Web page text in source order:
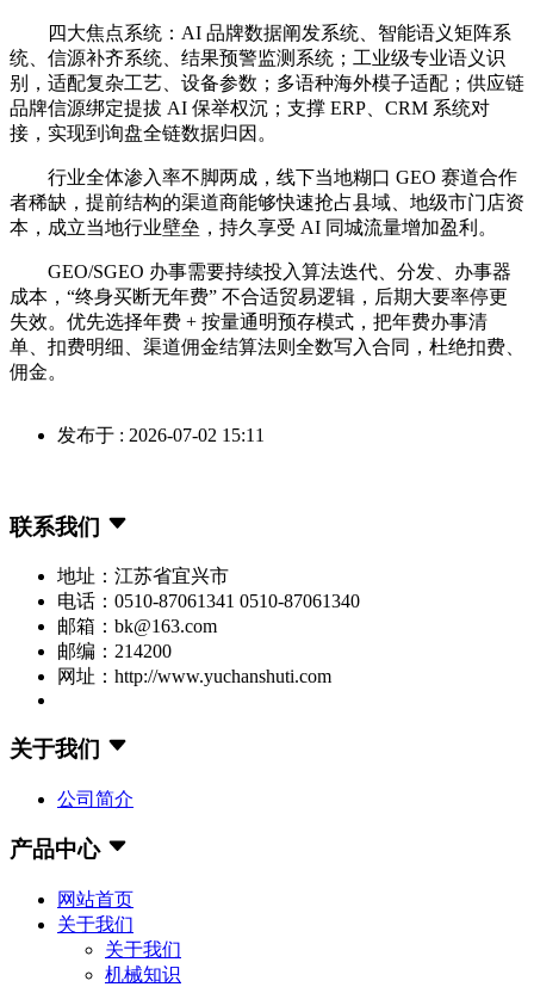
四大焦点系统：AI 品牌数据阐发系统、智能语义矩阵系
统、信源补齐系统、结果预警监测系统；工业级专业语义识
别，适配复杂工艺、设备参数；多语种海外模子适配；供应链
品牌信源绑定提拔 AI 保举权沉；支撑 ERP、CRM 系统对
接，实现到询盘全链数据归因。
行业全体渗入率不脚两成，线下当地糊口 GEO 赛道合作
者稀缺，提前结构的渠道商能够快速抢占县域、地级市门店资
本，成立当地行业壁垒，持久享受 AI 同城流量增加盈利。
GEO/SGEO 办事需要持续投入算法迭代、分发、办事器
成本，“终身买断无年费” 不合适贸易逻辑，后期大要率停更
失效。优先选择年费 + 按量通明预存模式，把年费办事清
单、扣费明细、渠道佣金结算法则全数写入合同，杜绝扣费、
佣金。
发布于 : 2026-07-02 15:11
联系我们
地址：江苏省宜兴市
电话：0510-87061341 0510-87061340
邮箱：bk@163.com
邮编：214200
网址：http://www.yuchanshuti.com
关于我们
公司简介
产品中心
网站首页
关于我们
关于我们
机械知识